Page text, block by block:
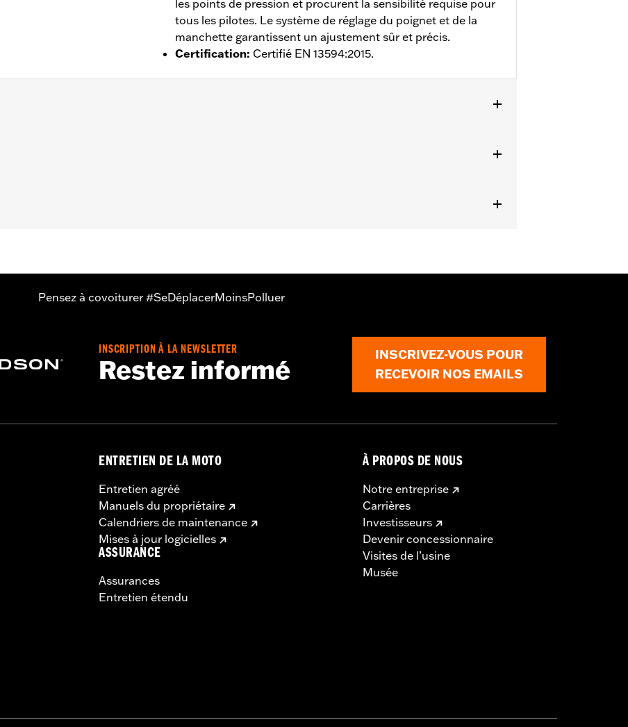
les points de pression et procurent la sensibilité requise pour
tous les pilotes. Le système de réglage du poignet et de la
manchette garantissent un ajustement sûr et précis.
Certification: Certifié EN 13594:2015.
Pensez à covoiturer #SeDéplacerMoinsPolluer
INSCRIPTION À LA NEWSLETTER
Restez informé
INSCRIVEZ-VOUS POUR
RECEVOIR NOS EMAILS
ENTRETIEN DE LA MOTO
Entretien agréé
Manuels du propriétaire
Calendriers de maintenance
Mises à jour logicielles
ASSURANCE
Assurances
Entretien étendu
À PROPOS DE NOUS
Notre entreprise
Carrières
Investisseurs
Devenir concessionnaire
Visites de l’usine
Musée